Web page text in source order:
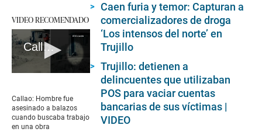
VIDEO RECOMENDADO
Callao: Hombre fue asesinado a balazos cuando buscaba trabajo en una obra
of
2
minutes,
20
Callao: Hombre fue
asesinado a balazos
cuando buscaba trabajo
en una obra
Caen furia y temor: Capturan a
comercializadores de droga
‘Los intensos del norte’ en
Trujillo
Trujillo: detienen a
delincuentes que utilizaban
POS para vaciar cuentas
bancarias de sus víctimas |
VIDEO